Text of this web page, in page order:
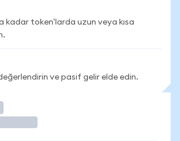
kadar token'larda uzun veya kısa
ve pasif gelir elde edin.